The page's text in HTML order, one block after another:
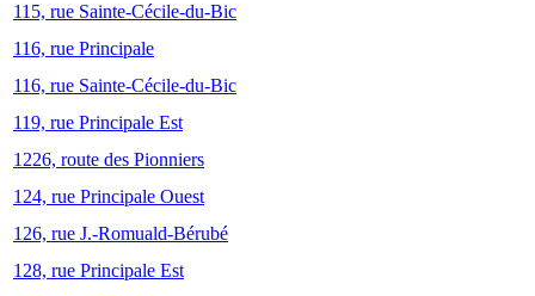
115, rue Sainte-Cécile-du-Bic
116, rue Principale
116, rue Sainte-Cécile-du-Bic
119, rue Principale Est
1226, route des Pionniers
124, rue Principale Ouest
126, rue J.-Romuald-Bérubé
128, rue Principale Est